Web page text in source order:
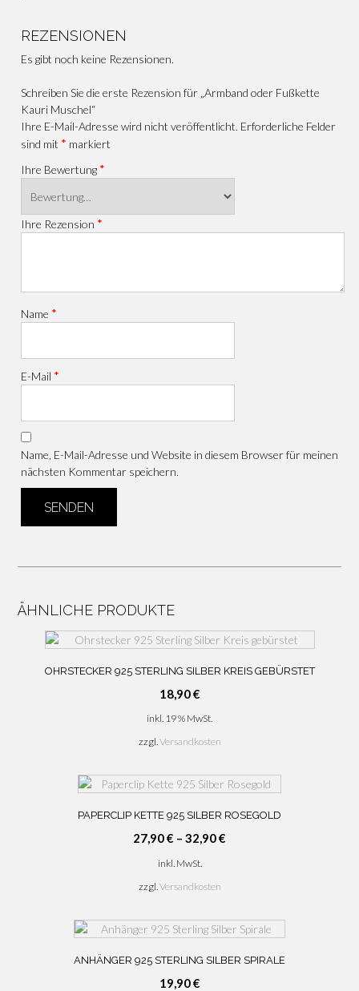
REZENSIONEN
Es gibt noch keine Rezensionen.
Schreiben Sie die erste Rezension für „Armband oder Fußkette
Kauri Muschel“
Ihre E-Mail-Adresse wird nicht veröffentlicht. Erforderliche Felder
sind mit * markiert
Ihre Bewertung *
Ihre Rezension *
Name *
E-Mail *
Name, E-Mail-Adresse und Website in diesem Browser für meinen
nächsten Kommentar speichern.
ÄHNLICHE PRODUKTE
OHRSTECKER 925 STERLING SILBER KREIS GEBÜRSTET
18,90€
inkl. 19 % MwSt.
zzgl.Versandkosten
PAPERCLIP KETTE 925 SILBER ROSEGOLD
27,90€ – 32,90€
inkl. MwSt.
zzgl. Versandkosten
ANHÄNGER 925 STERLING SILBER SPIRALE
19,90€